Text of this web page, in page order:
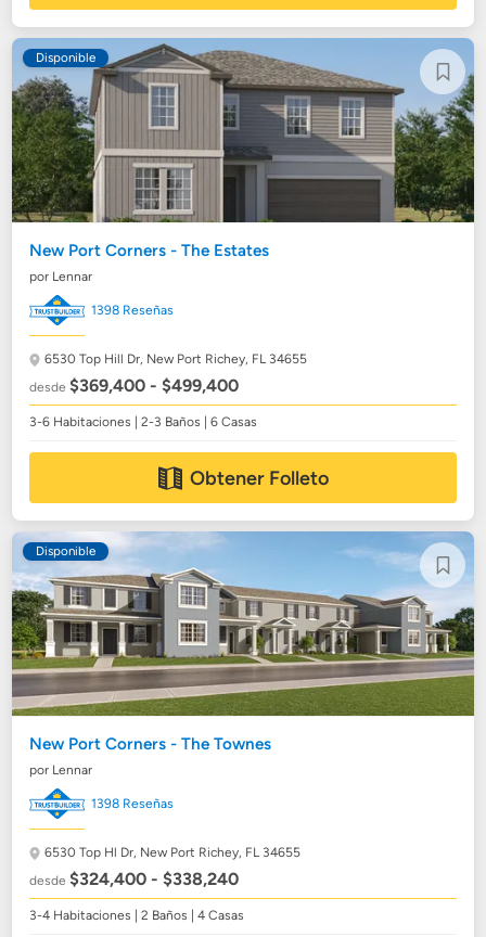
Disponible
New Port Corners - The Estates
por Lennar
1398 Reseñas
6530 Top Hill Dr, New Port Richey, FL 34655
desde$369,400 - $499,400
3-6 Habitaciones | 2-3 Baños | 6 Casas
Obtener Folleto
Disponible
New Port Corners - The Townes
por Lennar
1398 Reseñas
6530 Top Hl Dr, New Port Richey, FL 34655
desde$324,400 - $338,240
3-4 Habitaciones | 2 Baños | 4 Casas